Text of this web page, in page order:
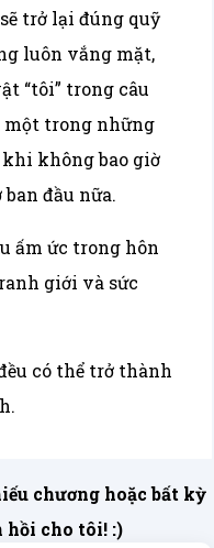
trở lại đúng quỹ
luôn vắng mặt,
“tôi” trong câu
một trong những
không bao giờ
đầu nữa.
ấm ức trong hôn
giới và sức
có thể trở thành
chương hoặc bất kỳ
hồi cho tôi! :)